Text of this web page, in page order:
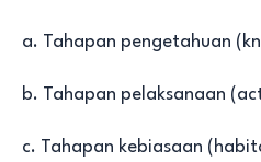
a. Tahapan pengetahuan
b. Tahapan pelaksanaan
c. Tahapan kebiasaan